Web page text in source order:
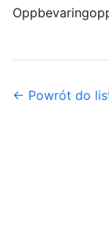
Oppbevaring
← Powrót do